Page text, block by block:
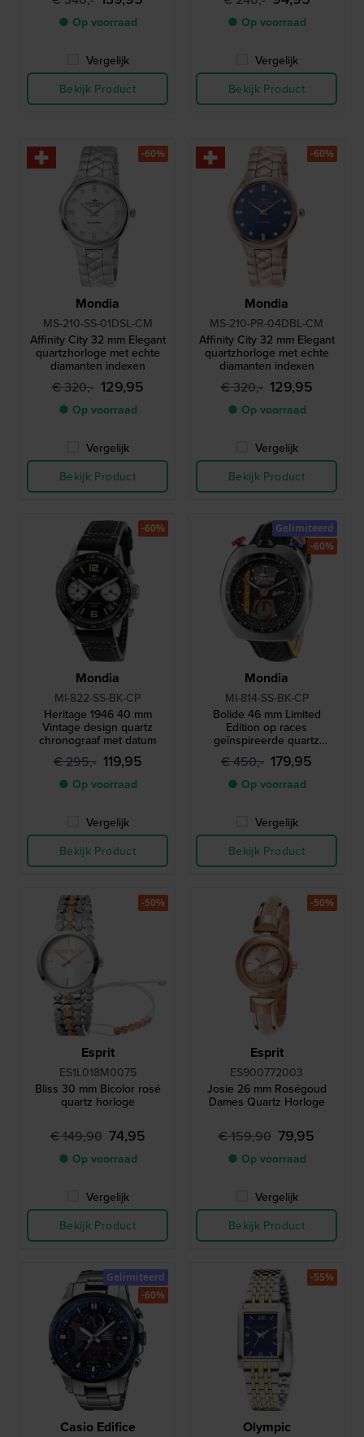
● Op voorraad
Vergelijk
Bekijk Product
● Op voorraad
Vergelijk
Bekijk Product
Mondia
MS-210-SS-01DSL-CM
Affinity City 32 mm Elegant
quartzhorloge met echte
diamanten indexen
€ 320,- 129,95
● Op voorraad
Vergelijk
Bekijk Product
-60%
Mondia
MS-210-PR-04DBL-CM
Affinity City 32 mm Elegant
quartzhorloge met echte
diamanten indexen
€ 320,- 129,95
● Op voorraad
Vergelijk
Bekijk Product
-60%
Mondia
MI-822-SS-BK-CP
Heritage 1946 40 mm
Vintage design quartz
chronograaf met datum
€ 295,- 119,95
● Op voorraad
Vergelijk
Bekijk Product
-60%
Mondia
MI-814-SS-BK-CP
Bolide 46 mm Limited
Edition op races
geïnspireerde quartz
stierenkop chronograaf met
datum
€ 450,- 179,95
● Op voorraad
Vergelijk
Bekijk Product
Gelimiteerd
-60%
Esprit
ES1L018M0075
Bliss 30 mm Bicolor rosé
quartz horloge
€ 149,90 74,95
● Op voorraad
Vergelijk
Bekijk Product
-50%
Esprit
ES900772003
Josie 26 mm Roségoud
Dames Quartz Horloge
€ 159,90 79,95
● Op voorraad
Vergelijk
Bekijk Product
-50%
Casio Edifice
Gelimiteerd
-60%
Olympic
-55%